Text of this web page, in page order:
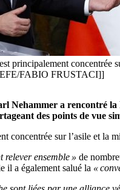
principalement concentrée
FABIO FRUSTACI]]
Nehammer a rencontré
des points de vue
concentrée sur l’asile et la
relever ensemble » de
il a également salué la «